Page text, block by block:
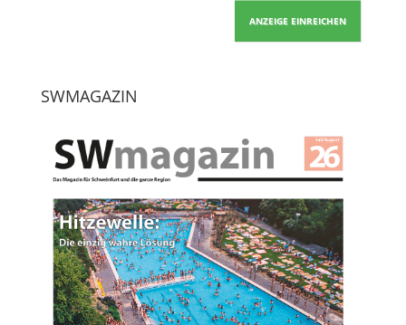
ANZEIGE EINREICHEN
SWMAGAZIN